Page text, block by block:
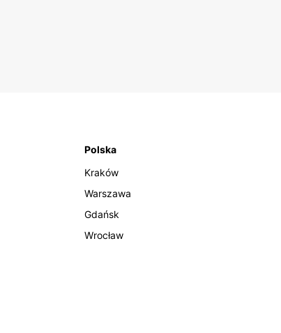
Polska
Kraków
Warszawa
Gdańsk
Wrocław